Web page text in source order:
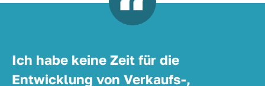
Ich habe keine Zeit für die
Entwicklung von Verkaufs-,